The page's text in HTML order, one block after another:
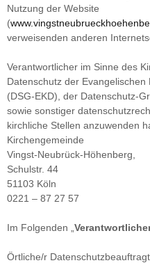
Nutzung der Website
(
verweisenden anderen
Verantwortlicher im Sinne des
Datenschutz der Evangelischen
(DSG-EKD), der Datenschutz-
sowie sonstiger
kirchliche Stellen anzuwenden
Kirchengemeinde
Vingst-Neubrück-Höhenberg,
Schulstr. 44
51103 Köln
0221 – 87 27 57
Im Folgenden „
Örtliche/r